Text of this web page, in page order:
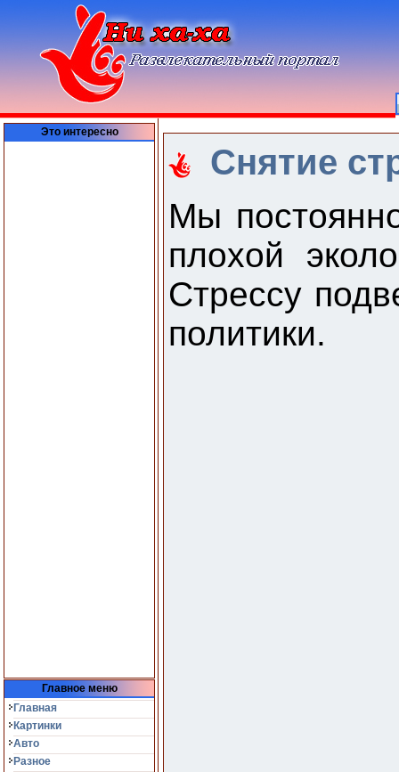
Это интересно
Главное меню
Главная
Картинки
Авто
Разное
Снятие
Мы
плохой
Стрессу
политики.